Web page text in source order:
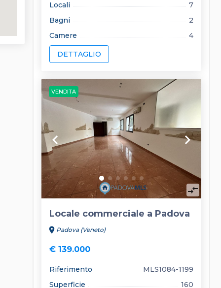
Locali
7
Bagni
2
Camere
4
DETTAGLIO
VENDITA
keyboard_arrow_left keyboard_arrow_right
compare_arrows
Locale commerciale a Padova
location_on Padova (Veneto)
€ 139.000
Riferimento
MLS1084-1199
Superficie
160